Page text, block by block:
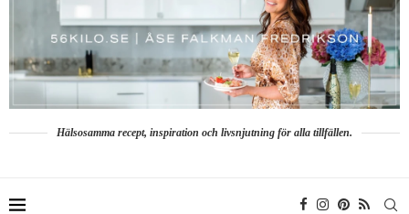
Hälsosamma recept, inspiration och livsnjutning för alla tillfällen.